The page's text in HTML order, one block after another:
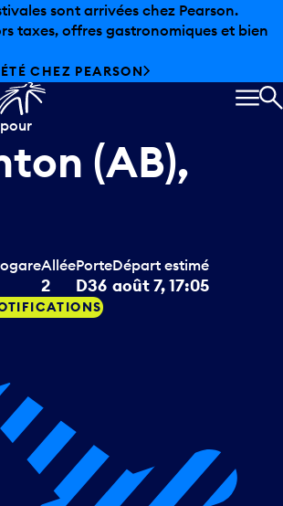
principal
sont arrivées chez Pearson.
taxes, offres gastronomiques et bien
CHEZ PEARSON
(AB),
Allée
2
Porte
D36
Départ estimé
août 7, 17:05